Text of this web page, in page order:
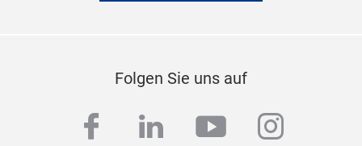
Folgen Sie uns auf
facebook
linkedinyoutube